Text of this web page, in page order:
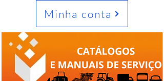
Minha conta